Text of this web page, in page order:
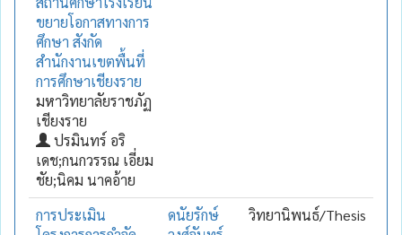
ขยายโอกาสทางการ
ศึกษา สังกัด
สำนักงานเขตพื้นที่
การศึกษาเชียงราย
มหาวิทยาลัยราชภัฏ
เชียงราย
ปรมินทร์ อริ
เดช;กนกวรรณ เอี่ยม
ชัย;นิคม นาคอ้าย
การประเมิน
ดนัยรักษ์
วิทยานิพนธ์/Thesis